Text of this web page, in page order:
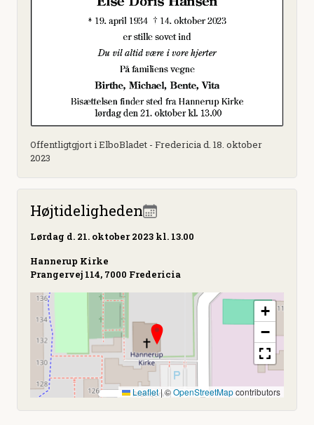
Offentligtgjort i ElboBladet - Fredericia d. 18. oktober
2023
Højtideligheden
Lørdag d. 21. oktober 2023 kl. 13.00
Hannerup Kirke
Prangervej 114, 7000 Fredericia
+
−
Leaflet |©OpenStreetMapcontributors